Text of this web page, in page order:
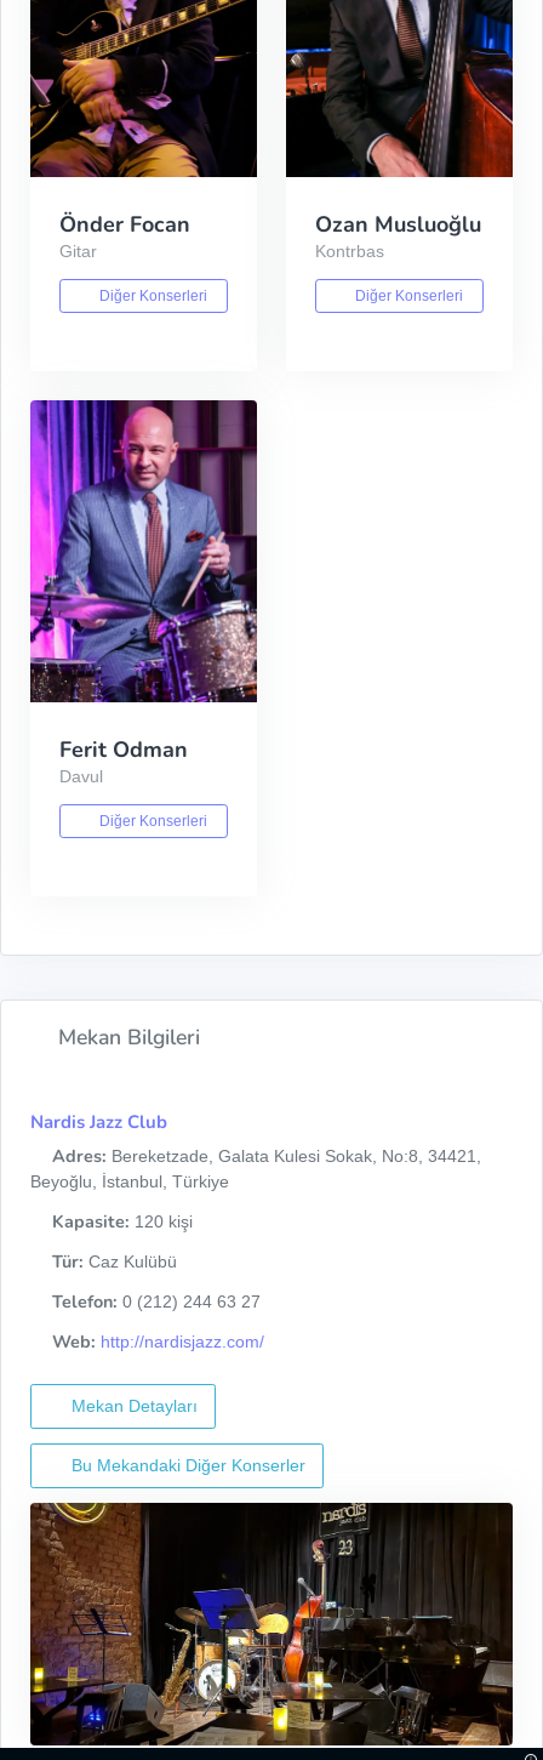
Önder Focan
Gitar
Diğer Konserleri
Ozan Musluoğlu
Kontrbas
Diğer Konserleri
Ferit Odman
Davul
Diğer Konserleri
Mekan Bilgileri
Nardis Jazz Club
Adres: Bereketzade, Galata Kulesi Sokak, No:8, 34421,
Beyoğlu, İstanbul, Türkiye
Kapasite: 120 kişi
Tür: Caz Kulübü
Telefon: 0 (212) 244 63 27
Web: http://nardisjazz.com/
Mekan Detayları
Bu Mekandaki Diğer Konserler